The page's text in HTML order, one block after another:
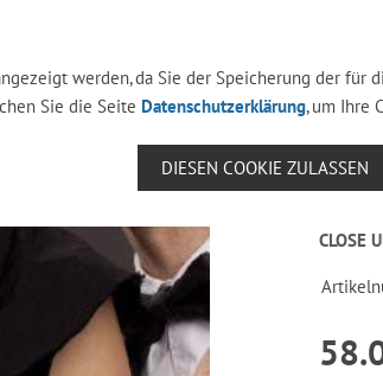
werden, da Sie der Speicherung der für
Sie die Seite Datenschutzerklärung, um Ihre
DIESEN COOKIE ZULASSEN
CLOSE